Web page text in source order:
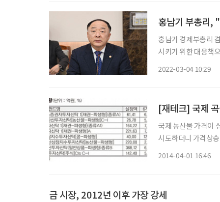
홍남기 부총리,
홍남기 경제부총리
시키기 위한 대응책
2022-03-04 10:29
[재테크] 국제
국제 농산물 가격이
시도하더니 가격상
2014-04-01 16:46
금 시장, 2012년 이후 가장 강세